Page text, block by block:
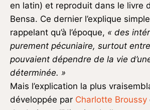
en latin) et reproduit dans le livre
Bensa. Ce dernier l’explique
rappelant qu’à l’époque, « des
purement pécuniaire, surtout
pouvaient dépendre de la vie
déterminée. »
Mais l’explication la plus
développée par Charlotte Broussy